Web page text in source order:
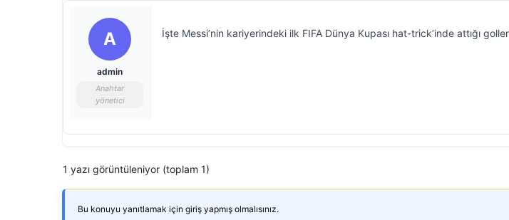
A
admin
Anahtar
yönetici
İşte Messi’nin kariyerindeki ilk FIFA Dünya Kupası hat-trick’inde attığı goller
1 yazı görüntüleniyor (toplam 1)
Bu konuyu yanıtlamak için giriş yapmış olmalısınız.